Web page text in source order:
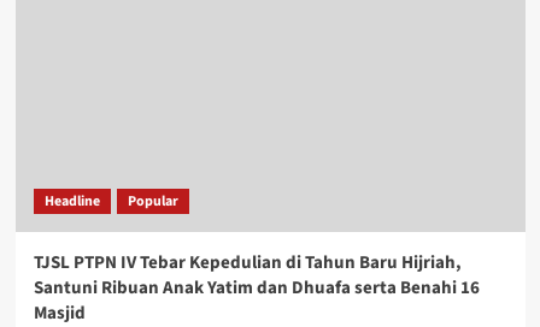
Headline Popular
TJSL PTPN IV Tebar Kepedulian di Tahun Baru Hijriah,
Santuni Ribuan Anak Yatim dan Dhuafa serta Benahi 16
Masjid